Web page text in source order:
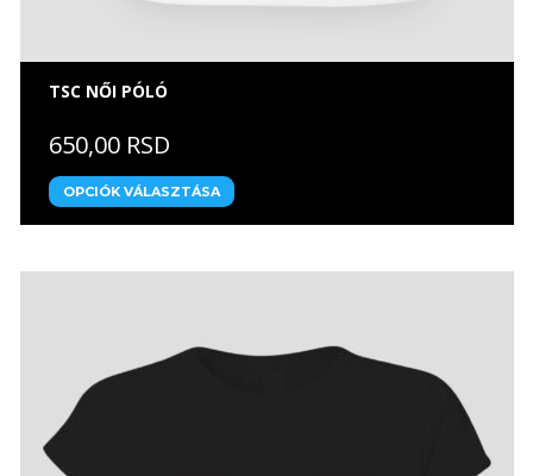
TSC NŐI PÓLÓ
650,00 RSD
OPCIÓK VÁLASZTÁSA